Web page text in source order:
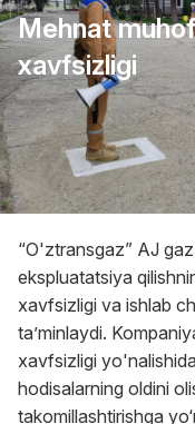
Mehnat
xavfsizligi
“O'ztransgaz” AJ
ekspluatatsiya
xavfsizligi va ishlab
ta’minlaydi.
xavfsizligi
hodisalarning oldini
takomillashtirishga